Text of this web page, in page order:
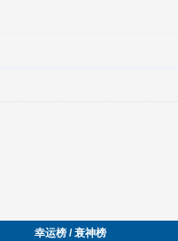
幸运榜 / 衰神榜